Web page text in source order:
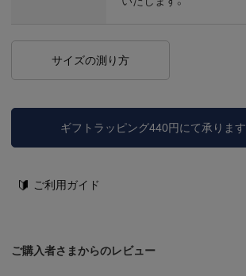
サイズの測り方
ギフトラッピング440円にて承ります
ご利用ガイド
ご購入者さまからのレビュー